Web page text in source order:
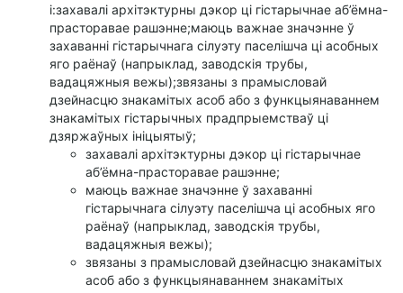
і:захавалі архітэктурны дэкор ці гістарычнае аб’ёмна-
прасторавае рашэнне;маюць важнае значэнне ў
захаванні гістарычнага сілуэту паселішча ці асобных
яго раёнаў (напрыклад, заводскія трубы,
вадацяжныя вежы);звязаны з прамысловай
дзейнасцю знакамітых асоб або з функцыянаваннем
знакамітых гістарычных прадпрыемстваў ці
дзяржаўных ініцыятыў;
захавалі архітэктурны дэкор ці гістарычнае
аб’ёмна-прасторавае рашэнне;
маюць важнае значэнне ў захаванні
гістарычнага сілуэту паселішча ці асобных яго
раёнаў (напрыклад, заводскія трубы,
вадацяжныя вежы);
звязаны з прамысловай дзейнасцю знакамітых
асоб або з функцыянаваннем знакамітых